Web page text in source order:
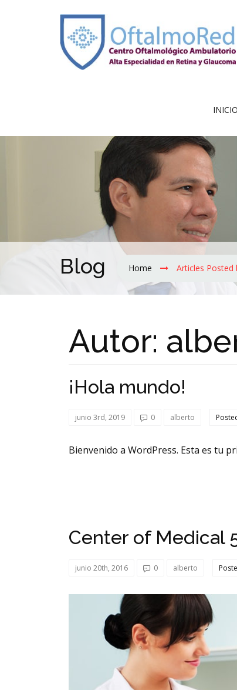
INICIO
Blog Home Articles Posted
Autor:
¡Hola mundo!
junio 3rd, 2019 0 alberto
Bienvenido a WordPress. Esta es tu
Center of Medical
junio 20th, 2016 0 alberto